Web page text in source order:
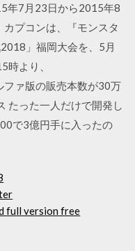
年7月23日から2015年8
プコンは、『モンスタ
」福岡大会を、5月
時より、
ファ版の販売本数が30万
たった一人だけで開発し
で3億円手に入ったの
full version free